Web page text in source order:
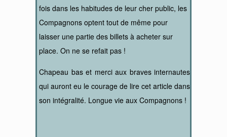
fois dans les habitudes de leur cher public, les
Compagnons optent tout de même pour
laisser une partie des billets à acheter sur
place. On ne se refait pas !
Chapeau bas et merci aux braves internautes
qui auront eu le courage de lire cet article dans
son intégralité. Longue vie aux Compagnons !